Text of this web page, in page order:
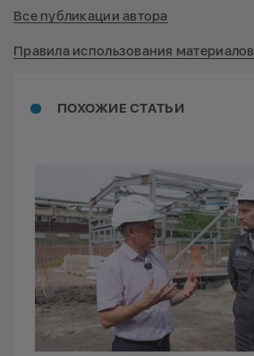
ПОХОЖИЕ СТАТЬИ
Все публикации автора
Правила использования материалов